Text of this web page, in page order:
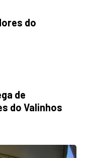
do
de
do Valinhos